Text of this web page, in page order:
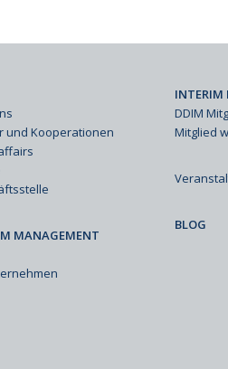
und Kooperationen
MANAGEMENT
INTERIM
DDIM
Mitglied
BLOG